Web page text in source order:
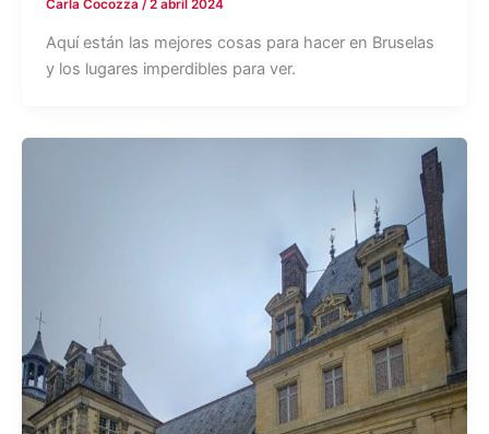
Carla Cocozza / 2 abril 2024
Aquí están las mejores cosas para hacer en Bruselas
y los lugares imperdibles para ver.